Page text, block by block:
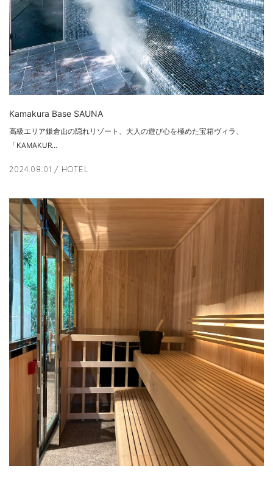
Kamakura Base SAUNA
高級エリア鎌倉山の隠れリゾート、大人の遊び心を極めた宝箱ヴィラ、
「KAMAKUR…
2024.08.01 / HOTEL